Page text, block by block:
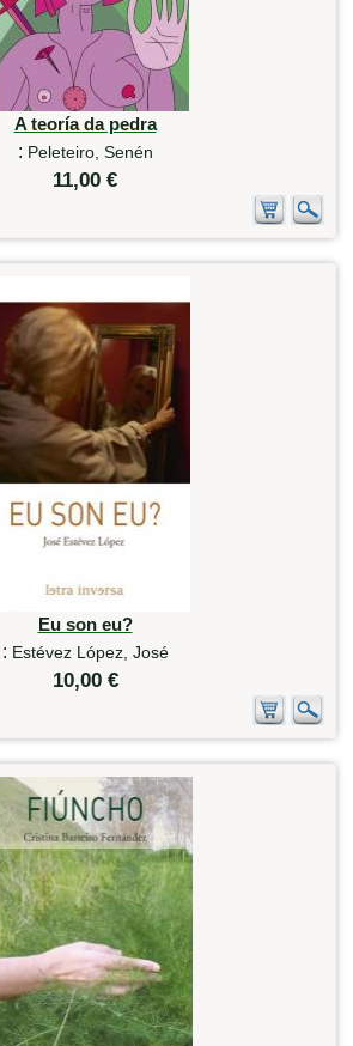
A teoría da pedra
: Peleteiro, Senén
11,00 €
Eu son eu?
: Estévez López, José
10,00 €